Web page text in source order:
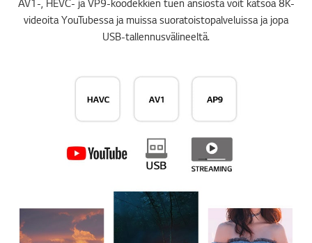
videoita YouTubessa ja muissa suoratoistopalveluissa ja jopa
USB-tallennusvälineeltä.